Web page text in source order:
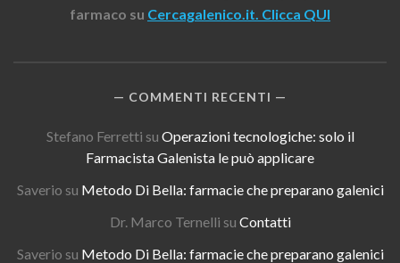
farmaco su Cercagalenico.it. Clicca QUI
COMMENTI RECENTI
Stefano Ferretti su Operazioni tecnologiche: solo il
Farmacista Galenista le può applicare
Saverio su Metodo Di Bella: farmacie che preparano galenici
Dr. Marco Ternelli su Contatti
Saverio su Metodo Di Bella: farmacie che preparano galenici